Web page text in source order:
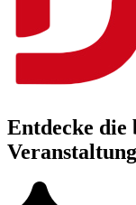
Entdecke die